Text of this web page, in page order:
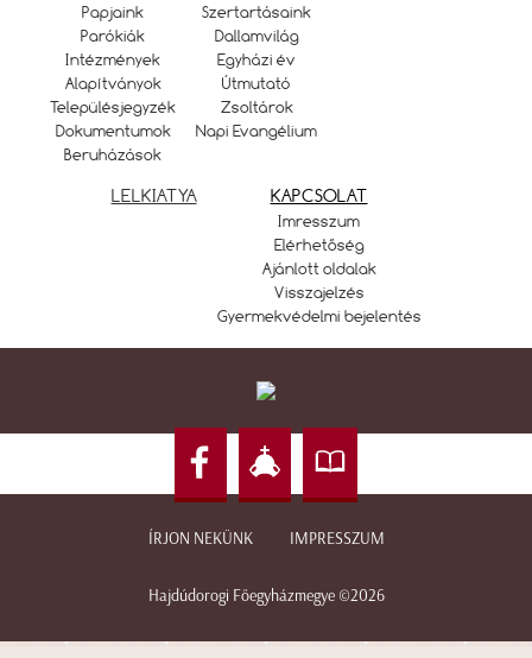
Papjaink
Parókiák
Intézmények
Alapítványok
Településjegyzék
Dokumentumok
Beruházások
Szertartásaink
Dallamvilág
Egyházi év
Útmutató
Zsoltárok
Napi Evangélium
LELKIATYA KAPCSOLAT
Imresszum
Elérhetőség
Ajánlott oldalak
Visszajelzés
Gyermekvédelmi bejelentés
ÍRJON NEKÜNK IMPRESSZUM
Hajdúdorogi Főegyházmegye ©2026